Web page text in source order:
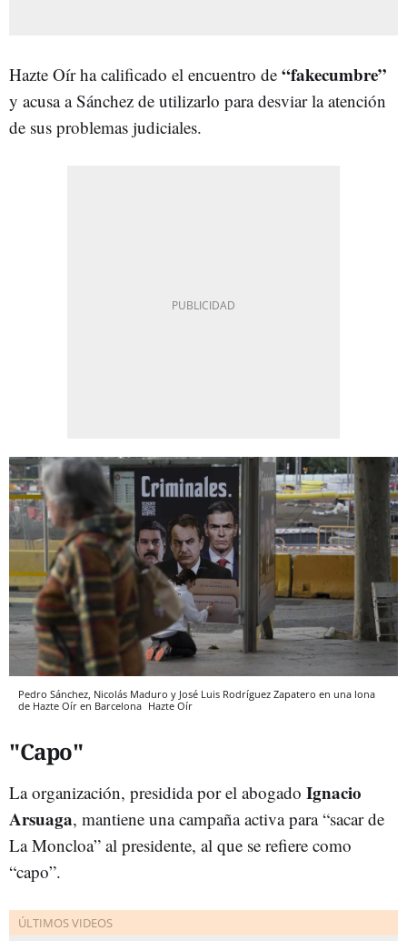
Hazte Oír ha calificado el encuentro de “fakecumbre”
y acusa a Sánchez de utilizarlo para desviar la atención
de sus problemas judiciales.
Pedro Sánchez, Nicolás Maduro y José Luis Rodríguez Zapatero en una lona
de Hazte Oír en Barcelona Hazte Oír
"Capo"
La organización, presidida por el abogado Ignacio
Arsuaga, mantiene una campaña activa para “sacar de
La Moncloa” al presidente, al que se refiere como
“capo”.